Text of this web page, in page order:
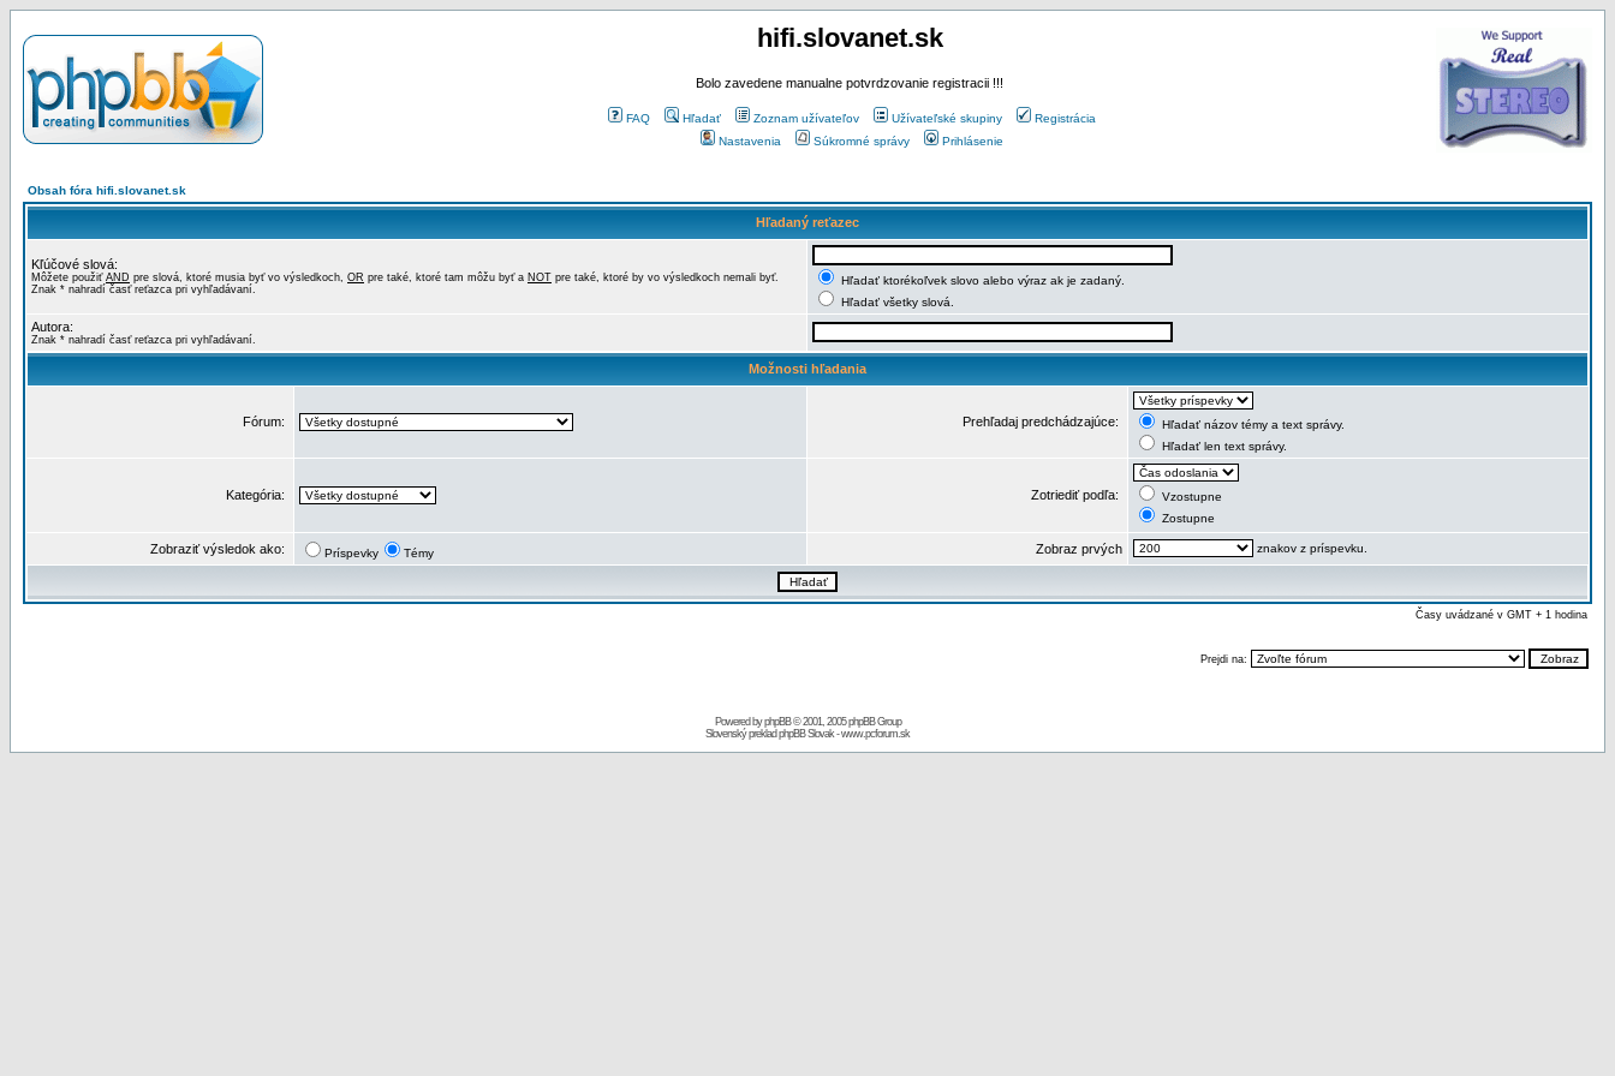
hifi.slovanet.sk
Bolo zavedene manualne potvrdzovanie registracii !!!
FAQ Hľadať Zoznam užívateľov Užívateľské skupiny
Registrácia
Nastavenia
Súkromné správy Prihlásenie
Obsah fóra hifi.slovanet.sk
Hľadaný reťazec
Kľúčové slová:
Môžete použiť AND pre slová, ktoré musia byť vo výsledkoch, OR pre také, ktoré tam môžu byť a NOT pre také, ktoré by vo výsledkoch nemali byť.
Znak * nahradí časť reťazca pri vyhľadávaní.
Hľadať ktorékoľvek slovo alebo výraz ak je zadaný.
Hľadať všetky slová.
Autora:
Znak * nahradí časť reťazca pri vyhľadávaní.
Možnosti hľadania
Fórum: Prehľadaj predchádzajúce:
Hľadať názov témy a text správy.
Hľadať len text správy.
Kategória: Zotriediť podľa:
Vzostupne
Zostupne
Zobraziť výsledok ako: Príspevky Témy Zobraz prvých znakov z príspevku.
Časy uvádzané v GMT + 1 hodina
Prejdi na:
Powered byphpBB© 2001, 2005 phpBB Group
Slovenský preklad phpBB Slovak-www.pcforum.sk